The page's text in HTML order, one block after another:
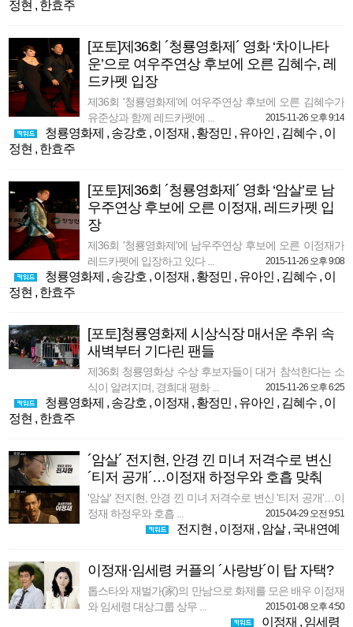
정현 , 한효주
[포토]제36회 ´청룡영화제´ 영화 ‘차이나타
운’으로 여우주연상 후보에 오른 김혜수, 레
드카펫 입장
제36회 '청룡영화제'에 여우주연상 후보에 오른 김혜수가
유준상과 함께 레드카펫에 ...
2015-11-26 오후 9:14
청룡영화제 , 송강호 , 이정재 , 황정민 , 유아인 , 김혜수 , 이
정현 , 한효주
[포토]제36회 ´청룡영화제´ 영화 ‘암살’로 남
우주연상 후보에 오른 이정재, 레드카펫 입
장
제36회 '청룡영화제'에 남우주연상 후보에 오른 이정재가
레드카펫에 입장하고 있다 ...
2015-11-26 오후 9:08
청룡영화제 , 송강호 , 이정재 , 황정민 , 유아인 , 김혜수 , 이
정현 , 한효주
[포토]청룡영화제 시상식장 매서운 추위 속
새벽부터 기다린 팬들
제36회 청룡영화상 수상 후보자들이 대거 참석한다는 소
식이 알려지며, 경희대 평화 ...
2015-11-26 오후 6:25
청룡영화제 , 송강호 , 이정재 , 황정민 , 유아인 , 김혜수 , 이
정현 , 한효주
´암살´ 전지현, 안경 낀 미녀 저격수로 변신
´티저 공개´…이정재 하정우와 호흡 맞춰
'암살' 전지현, 안경 낀 미녀 저격수로 변신 '티저 공개'…이
정재 하정우와 호흡 ...
2015-04-29 오전 9:51
전지현 , 이정재 , 암살, 국내연예
이정재·임세령 커플의 ´사랑방´이 탑 자택?
톱스타와 재벌가(家)의 만남으로 화제를 모은 배우 이정재
와 임세령 대상그룹 상무 ...
2015-01-08 오후 4:50
이정재 , 임세령